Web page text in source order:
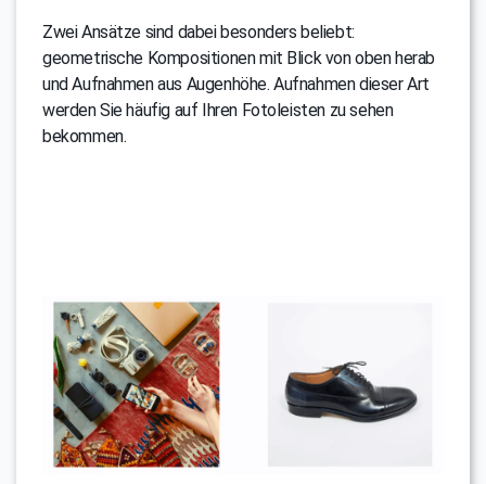
Zwei Ansätze sind dabei besonders beliebt:
geometrische Kompositionen mit Blick von oben herab
und Aufnahmen aus Augenhöhe. Aufnahmen dieser Art
werden Sie häufig auf Ihren Fotoleisten zu sehen
bekommen.